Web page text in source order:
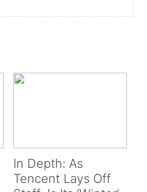
In Depth: As
Tencent Lays Off